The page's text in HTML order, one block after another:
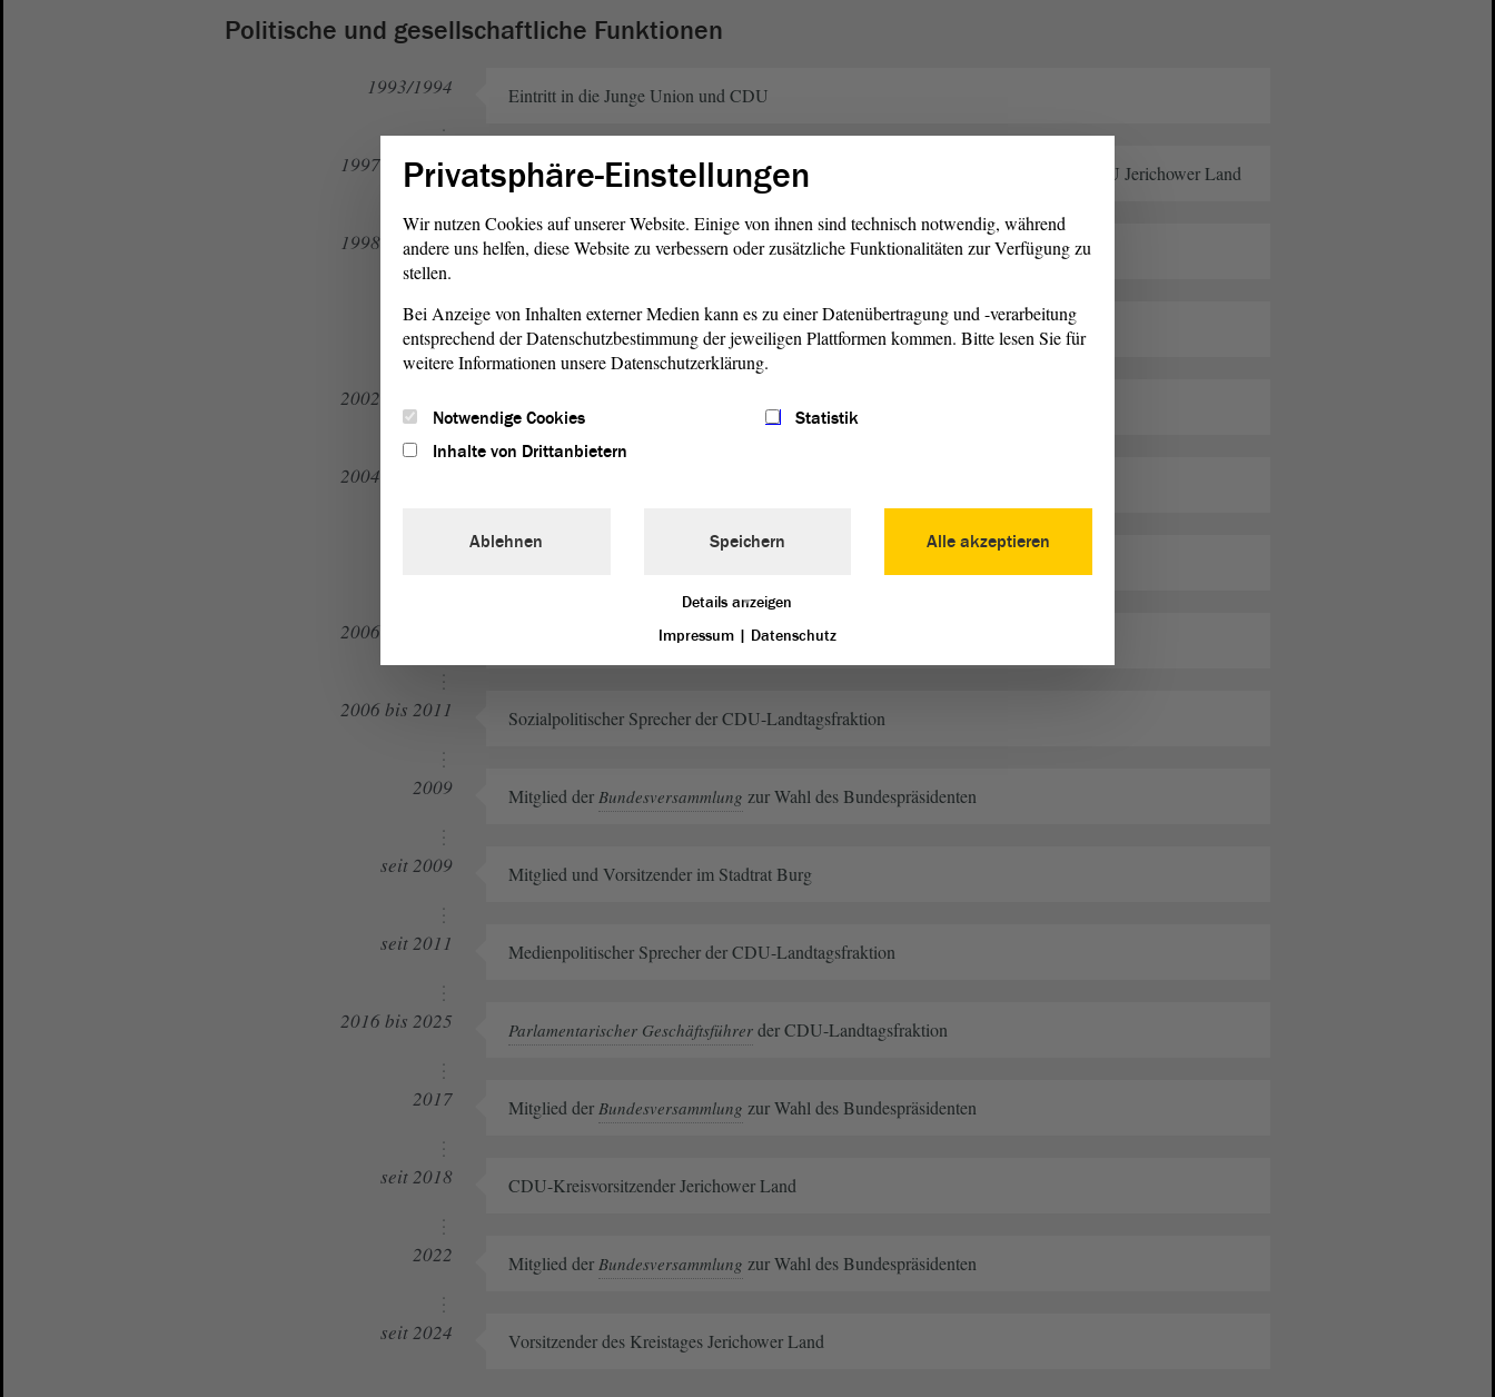
Politische und gesellschaftliche Funktionen
1993/1994 Eintritt in die Junge Union und CDU
1997 bis 2016 Vorsitzender CDU-Stadtverband Burg und stellvertretender Kreisvorsitzender der CDU Jerichower Land
1998 bis 2006 Landesvorsitzender Junge Union Sachsen-Anhalt
seit 1999 Mitglied im Kreistag Jerichower Land
2002 bis 2006 Jugendpolitischer Sprecher der CDU-Landtagsfraktion
2004 bis 2024
2006 bis 2016 Stellvertretender Vorsitzender der CDU-Landtagsfraktion
2006 bis 2011 Sozialpolitischer Sprecher der CDU-Landtagsfraktion
2009 Mitglied der Bundesversammlung zur Wahl des Bundespräsidenten
seit 2009 Mitglied und Vorsitzender im Stadtrat Burg
seit 2011 Medienpolitischer Sprecher der CDU-Landtagsfraktion
2016 bis 2025 Parlamentarischer Geschäftsführer der CDU-Landtagsfraktion
2017 Mitglied der Bundesversammlung zur Wahl des Bundespräsidenten
seit 2018 CDU-Kreisvorsitzender Jerichower Land
2022 Mitglied der Bundesversammlung zur Wahl des Bundespräsidenten
seit 2024 Vorsitzender des Kreistages Jerichower Land
Privatsphäre-Einstellungen
Wir nutzen Cookies auf unserer Website. Einige von ihnen sind technisch notwendig, während
andere uns helfen, diese Website zu verbessern oder zusätzliche Funktionalitäten zur Verfügung zu
stellen.
Bei Anzeige von Inhalten externer Medien kann es zu einer Datenübertragung und -verarbeitung
entsprechend der Datenschutzbestimmung der jeweiligen Plattformen kommen. Bitte lesen Sie für
weitere Informationen unsere Datenschutzerklärung.
Notwendige Cookies
Statistik
Inhalte von Drittanbietern
Alle akzeptieren
Ablehnen Speichern
Details anzeigen
Impressum | Datenschutz